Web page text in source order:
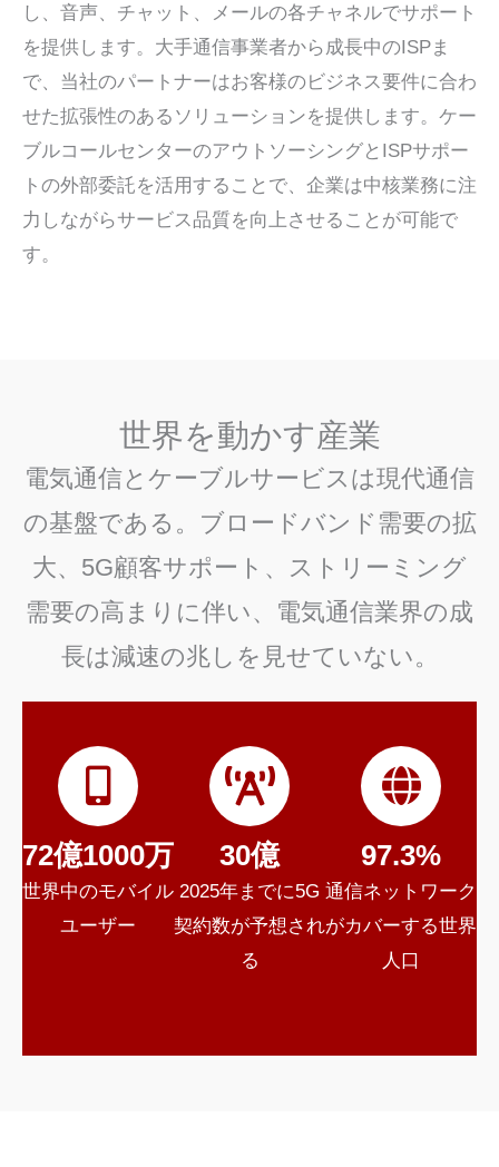
し、音声、チャット、メールの各チャネルでサポート
を提供します。大手通信事業者から成長中のISPま
で、当社のパートナーはお客様のビジネス要件に合わ
せた拡張性のあるソリューションを提供します。ケー
ブルコールセンターのアウトソーシングとISPサポー
トの外部委託を活用することで、企業は中核業務に注
力しながらサービス品質を向上させることが可能で
す。
世界を動かす産業
電気通信とケーブルサービスは現代通信
の基盤である。ブロードバンド需要の拡
大、5G顧客サポート、ストリーミング
需要の高まりに伴い、電気通信業界の成
長は減速の兆しを見せていない。
72億1000万
世界中のモバイル
ユーザー
30億
2025年までに5G
契約数が予想され
る
97.3%
通信ネットワーク
がカバーする世界
人口